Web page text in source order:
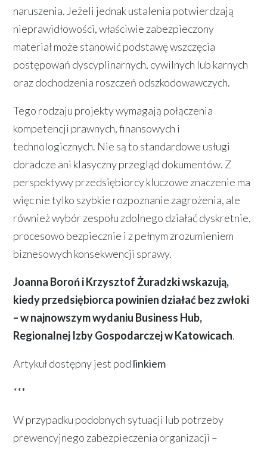
naruszenia. Jeżeli jednak ustalenia potwierdzają
nieprawidłowości, właściwie zabezpieczony
materiał może stanowić podstawę wszczęcia
postępowań dyscyplinarnych, cywilnych lub karnych
oraz dochodzenia roszczeń odszkodowawczych.
Tego rodzaju projekty wymagają połączenia
kompetencji prawnych, finansowych i
technologicznych. Nie są to standardowe usługi
doradcze ani klasyczny przegląd dokumentów. Z
perspektywy przedsiębiorcy kluczowe znaczenie ma
więc nie tylko szybkie rozpoznanie zagrożenia, ale
również wybór zespołu zdolnego działać dyskretnie,
procesowo bezpiecznie i z pełnym zrozumieniem
biznesowych konsekwencji sprawy.
Joanna Boroń i Krzysztof Żuradzki wskazują,
kiedy przedsiębiorca powinien działać bez zwłoki
– w najnowszym wydaniu Business Hub,
Regionalnej Izby Gospodarczej w Katowicach.
Artykuł dostępny jest pod linkiem
***
W przypadku podobnych sytuacji lub potrzeby
prewencyjnego zabezpieczenia organizacji –